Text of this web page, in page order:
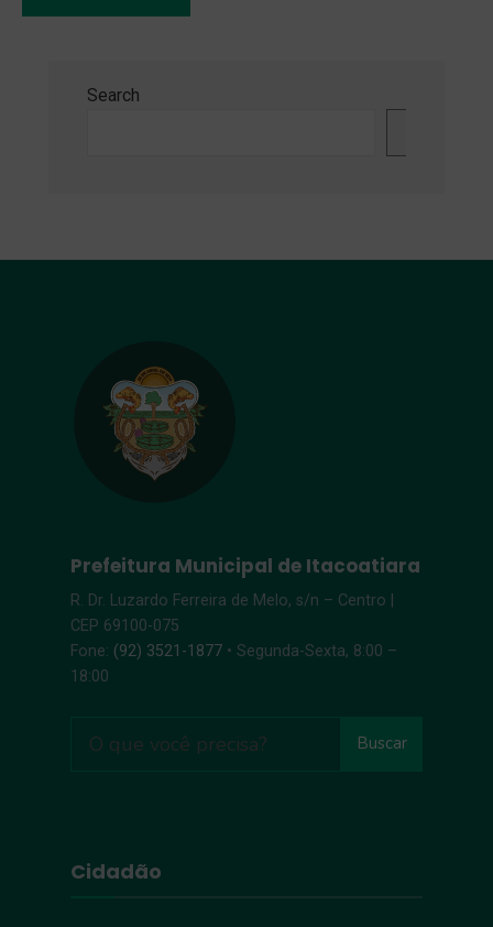
Search
Prefeitura Municipal de Itacoatiara
R. Dr. Luzardo Ferreira de Melo, s/n – Centro |
CEP 69100-075
Fone: (92) 3521-1877 • Segunda-Sexta, 8:00 –
18:00
Buscar
Cidadão